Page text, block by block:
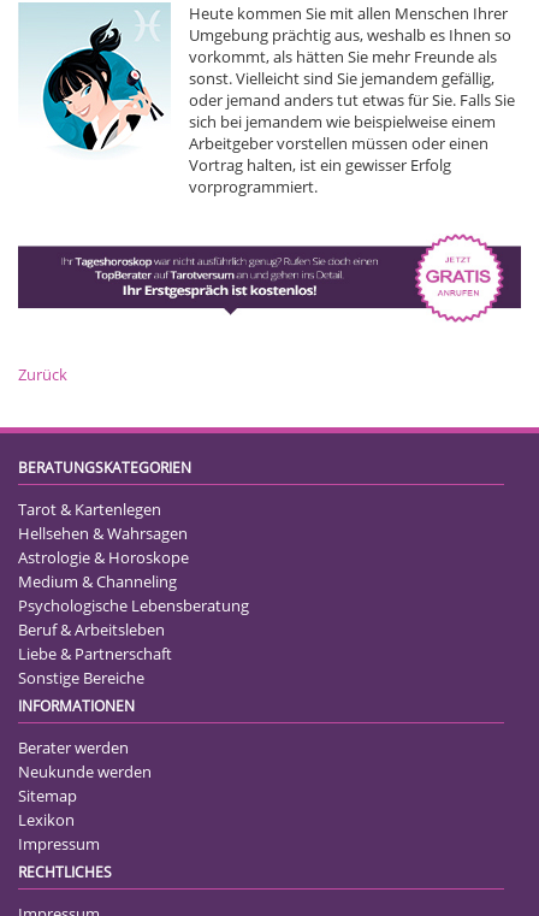
Heute kommen Sie mit allen Menschen Ihrer
Umgebung prächtig aus, weshalb es Ihnen so
vorkommt, als hätten Sie mehr Freunde als
sonst. Vielleicht sind Sie jemandem gefällig,
oder jemand anders tut etwas für Sie. Falls Sie
sich bei jemandem wie beispielweise einem
Arbeitgeber vorstellen müssen oder einen
Vortrag halten, ist ein gewisser Erfolg
vorprogrammiert.
Zurück
BERATUNGSKATEGORIEN
Tarot & Kartenlegen
Hellsehen & Wahrsagen
Astrologie & Horoskope
Medium & Channeling
Psychologische Lebensberatung
Beruf & Arbeitsleben
Liebe & Partnerschaft
Sonstige Bereiche
INFORMATIONEN
Berater werden
Neukunde werden
Sitemap
Lexikon
Impressum
RECHTLICHES